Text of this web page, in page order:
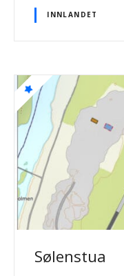
INNLANDET
Sølenstua